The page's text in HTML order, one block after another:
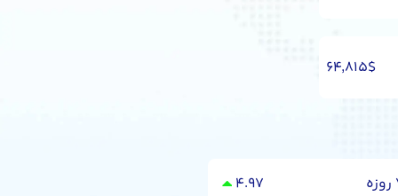
۶۴,۸۱۵$
۴.۹۷